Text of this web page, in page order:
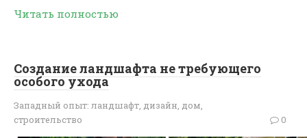
Читать полностью
Создание ландшафта не требующего
особого ухода
Западный опыт: ландшафт, дизайн, дом,
строительство
0